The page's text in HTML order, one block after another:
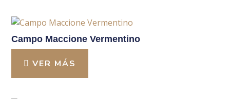
Campo Maccione Vermentino
VER MÁS